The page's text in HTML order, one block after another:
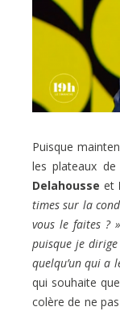
Puisque
les plateaux
Delahousse et
times sur la
vous le faites ? »
puisque je dirige
quelqu’un qui a
qui souhaite
colère de ne